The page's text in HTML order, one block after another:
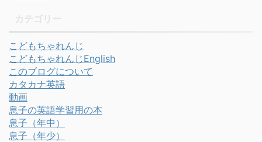
こどもちゃれんじ
こどもちゃれんじEnglish
このブログについて
カタカナ英語
動画
息子の英語学習用の本
息子（年中）
息子（年少）